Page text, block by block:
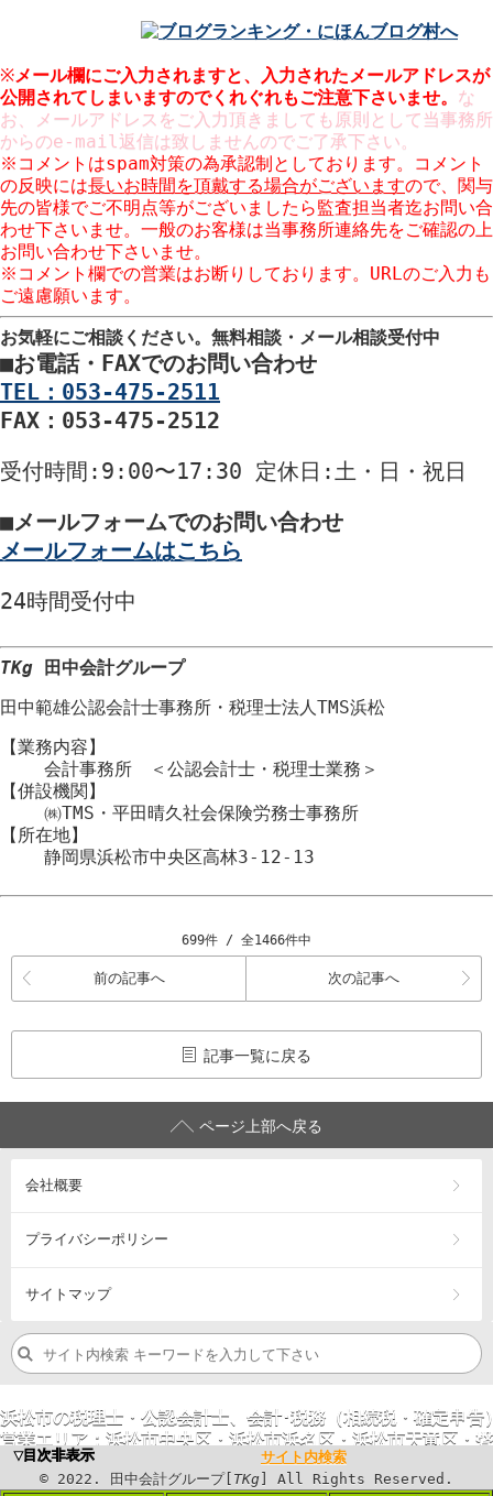
▼目次非表示
サイト内検索
© 2022 . 田中会計グループ[ TKg ] All Rights Reserved.
※メール欄にご入力されますと、入力された メールアドレスが
公開 されてしまいますのでくれぐれもご注意下さいませ。 な
お、メールアドレスをご入力頂きましても原則として当事務所
からのe-mail返信は致しませんのでご了承下さい。
※コメントはspam対策の為承認制としております。コメント
の反映には長いお時間を頂戴する場合がございますので、関与
先の皆様でご不明点等がございましたら監査担当者迄お問い合
わせ下さいませ。一般のお客様は当事務所連絡先をご確認の上
お問い合わせ下さいませ。
※コメント欄での営業はお断りしております。URLのご入力も
ご遠慮願います。
お気軽にご相談ください。 無料相談・メール相談受付中
■お電話・FAXでのお問い合わせ
TEL：053-475-2511
FAX：053-475-2512
受付時間 :9:00〜17:30 定休日 :土・日・祝日
■メールフォームでのお問い合わせ
メールフォームはこちら
24時間受付中
TKg 田中会計グループ
田中範雄公認会計士事務所 ・ 税理士法人TMS浜松
【業務内容】
会計事務所 ＜公認会計士・税理士業務＞
【併設機関】
㈱TMS・平田晴久社会保険労務士事務所
【所在地】
静岡県浜松市中央区高林3-12-13
699件 / 全1466件中
前の記事へ 次の記事へ
記事一覧に戻る
ページ上部へ戻る
会社概要
プライバシーポリシー
サイトマップ
浜松市の税理士・公認会計士、会計･税務（相続税・確定申
営業エリア： 浜松市中央区 ・浜松市浜名区 ・浜松市天竜区 ・
©2023. 田中会計グループ[ TKg] All Rights
Reserved.